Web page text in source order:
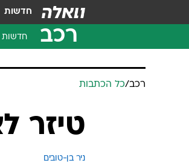
חדשות
רכב חדשות
רכב/כל הכתבות
טיזר
ניר בן-טובים